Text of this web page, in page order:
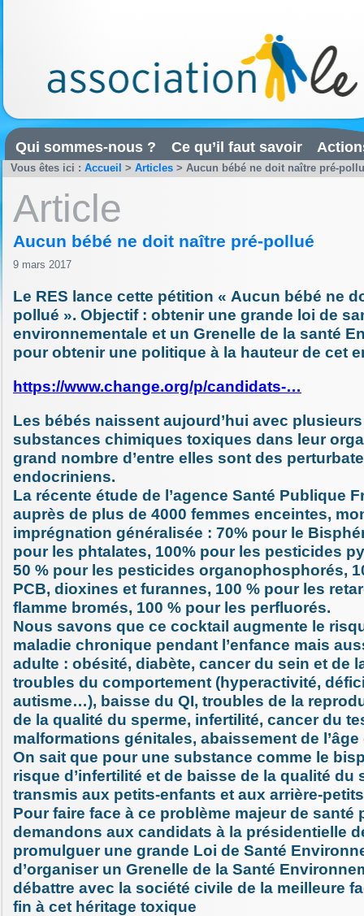
Qui sommes-nous ? Ce qu’il faut savoir
Vous êtes ici : Accueil > Articles > Aucun bébé ne doit naître pré-
Article
Aucun bébé ne doit naître pré-pollué
9 mars 2017
Le RES lance cette pétition « Aucun bébé ne
pollué ». Objectif : obtenir une grande loi de
environnementale et un Grenelle de la santé
pour obtenir une politique à la hauteur de cet
https://www.change.org/p/candidats-…
Les bébés naissent aujourd’hui avec
substances chimiques toxiques dans leur
grand nombre d’entre elles sont des
endocriniens.
La récente étude de l’agence Santé Publique
auprès de plus de 4000 femmes enceintes,
imprégnation généralisée : 70% pour le
pour les phtalates, 100% pour les pesticides
50 % pour les pesticides organophosphorés,
PCB, dioxines et furannes, 100 % pour les
flamme bromés, 100 % pour les perfluorés.
Nous savons que ce cocktail augmente le
maladie chronique pendant l’enfance mais
adulte : obésité, diabète, cancer du sein et de
troubles du comportement (hyperactivité,
autisme…), baisse du QI, troubles de la
de la qualité du sperme, infertilité, cancer du
malformations génitales, abaissement de
On sait que pour une substance comme le
risque d’infertilité et de baisse de la qualité du
transmis aux petits-enfants et aux arrière-
Pour faire face à ce problème majeur de santé
demandons aux candidats à la présidentielle
promulguer une grande Loi de Santé
d’organiser un Grenelle de la Santé
débattre avec la société civile de la meilleure
fin à cet héritage toxique